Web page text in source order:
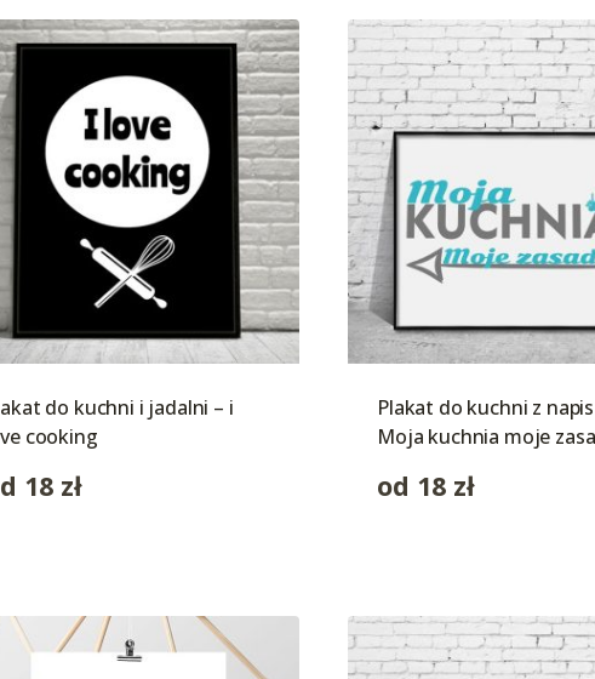
do kuchni i jadalni – i
cooking
18 zł
Plakat do kuchni z
Moja kuchnia moje
od 18 zł